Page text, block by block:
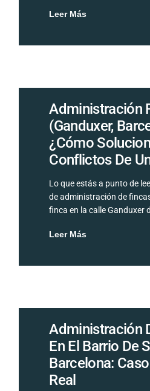
Leer Más
Administración
(Ganduxer,
¿Cómo
Conflictos De
Lo que estás a punto de
de administración de
finca en la calle Ganduxer
Leer Más
Administración
En El Barrio De
Barcelona:
Real